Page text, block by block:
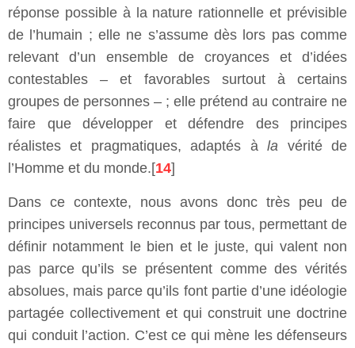
réponse possible à la nature rationnelle et prévisible
de l’humain ; elle ne s’assume dès lors pas comme
relevant d’un ensemble de croyances et d’idées
contestables – et favorables surtout à certains
groupes de personnes – ; elle prétend au contraire ne
faire que développer et défendre des principes
réalistes et pragmatiques, adaptés àla vérité de
l’Homme et du monde.[14]
Dans ce contexte, nous avons donc très peu de
principes universels reconnus par tous, permettant de
définir notamment le bien et le juste, qui valent non
pas parce qu’ils se présentent comme des vérités
absolues, mais parce qu’ils font partie d’une idéologie
partagée collectivement et qui construit une doctrine
qui conduit l’action. C’est ce qui mène les défenseurs